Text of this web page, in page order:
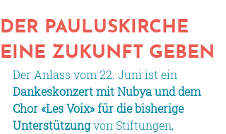
DER PAULUSKIRCHE
EINE ZUKUNFT GEBEN
Der Anlass vom 22. Juni ist ein
Dankeskonzert mit Nubya und dem
Chor «Les Voix» für die bisherige
Unterstützung von Stiftungen,